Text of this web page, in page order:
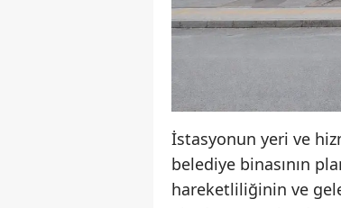
İstasyonun yeri ve
belediye binasının
hareketliliğinin ve